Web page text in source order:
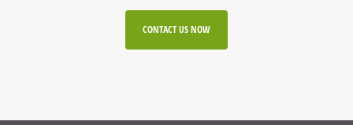
CONTACT US NOW